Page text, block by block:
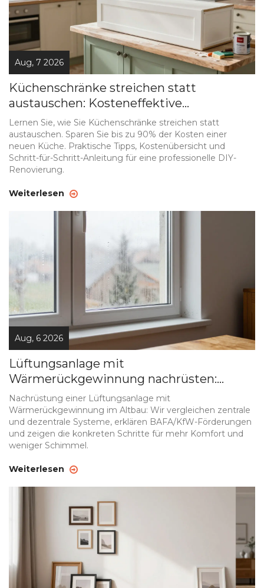
Aug, 7 2026
Küchenschränke streichen statt
austauschen: Kosteneffektive
Küchenrenovierung
Lernen Sie, wie Sie Küchenschränke streichen statt
austauschen. Sparen Sie bis zu 90% der Kosten einer
neuen Küche. Praktische Tipps, Kostenübersicht und
Schritt-für-Schritt-Anleitung für eine professionelle DIY-
Renovierung.
Weiterlesen
Aug, 6 2026
Lüftungsanlage mit
Wärmerückgewinnung nachrüsten:
Kosten, Förderung & Schritt-für-Schritt
Nachrüstung einer Lüftungsanlage mit
Wärmerückgewinnung im Altbau: Wir vergleichen zentrale
und dezentrale Systeme, erklären BAFA/KfW-Förderungen
und zeigen die konkreten Schritte für mehr Komfort und
weniger Schimmel.
Weiterlesen